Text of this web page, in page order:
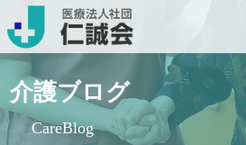
介護ブログ
CareBlog